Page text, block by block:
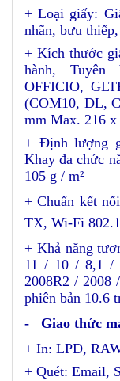
+ Loại giấy:
nhãn, bưu
+ Kích thước
hành, Tuyên
OFFICIO,
(COM10, DL,
mm Max. 216 x
+ Định lượng
Khay đa chức
105 g / m²
+ Chuẩn kết
TX, Wi-Fi
+ Khả năng
11 / 10 / 8,1 /
2008R2 / 2008
phiên bản 10.6
- Giao thức
+ In: LPD,
+ Quét: Email,